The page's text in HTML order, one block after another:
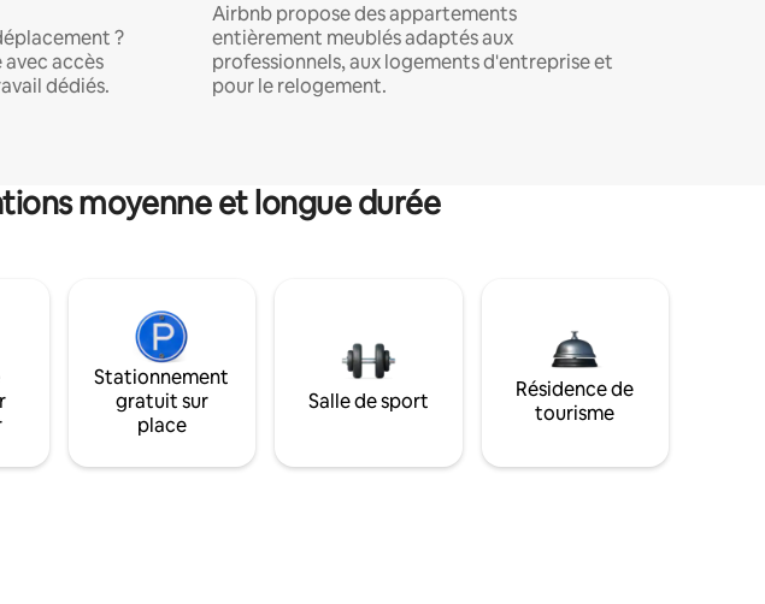
?
avec accès
dédiés.
Airbnb propose des appartements
entièrement meublés adaptés aux
professionnels, aux logements d'entreprise et
pour le relogement.
moyenne et longue durée
Stationnement
gratuit sur
place
Salle de sport
Résidence de
tourisme